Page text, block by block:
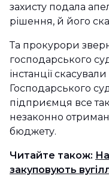
захисту подала
рішення, й його
Та прокурори
господарського
інстанції
Господарського
підприємця все
незаконно
бюджету.
Читайте також:
закуповують